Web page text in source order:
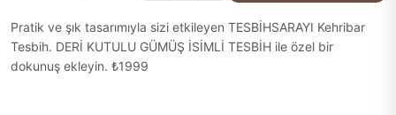
Pratik ve şık tasarımıyla sizi etkileyen TESBİHSARAYI Kehribar
Tesbih. DERİ KUTULU GÜMÜŞ İSİMLİ TESBİH ile özel bir
dokunuş ekleyin. ₺1999